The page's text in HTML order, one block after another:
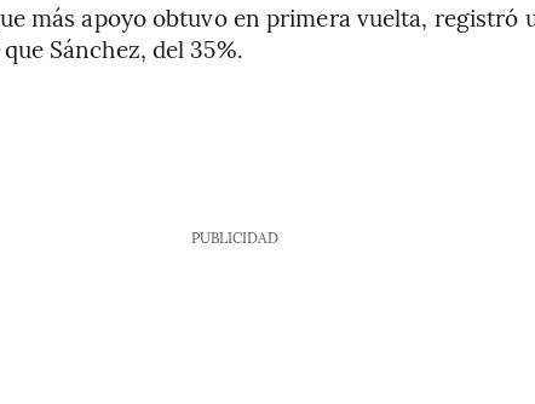
más apoyo obtuvo en primera vuelta, registró
Sánchez, del 35%.
PUBLICIDAD